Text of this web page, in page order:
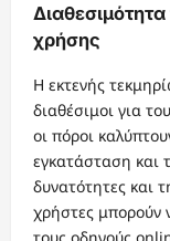
χρήσης
Η εκτενής
διαθέσιμοι για
οι πόροι
εγκατάσταση και
δυνατότητες και
χρήστες μπορούν